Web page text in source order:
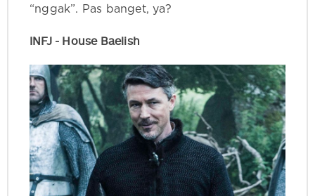
“nggak”. Pas banget, ya?
INFJ - House Baelish